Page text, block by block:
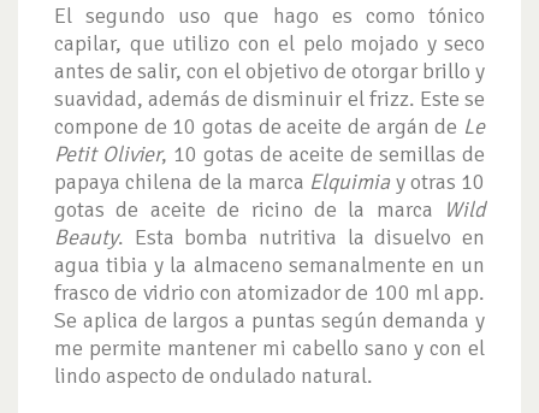
El segundo uso que hago es como tónico
capilar, que utilizo con el pelo mojado y seco
antes de salir, con el objetivo de otorgar brillo y
suavidad, además de disminuir el frizz. Este se
compone de 10 gotas de aceite de argán de Le
Petit Olivier, 10 gotas de aceite de semillas de
papaya chilena de la marca Elquimia y otras 10
gotas de aceite de ricino de la marca Wild
Beauty. Esta bomba nutritiva la disuelvo en
agua tibia y la almaceno semanalmente en un
frasco de vidrio con atomizador de 100 ml app.
Se aplica de largos a puntas según demanda y
me permite mantener mi cabello sano y con el
lindo aspecto de ondulado natural.